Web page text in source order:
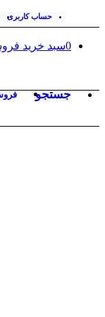
حساب کاربری
0سبد خرید
جستجو